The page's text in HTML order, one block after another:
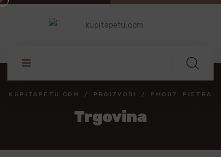
KUPITAPETU.COM PROIZVODI PM007: PIETRA
Trgovina